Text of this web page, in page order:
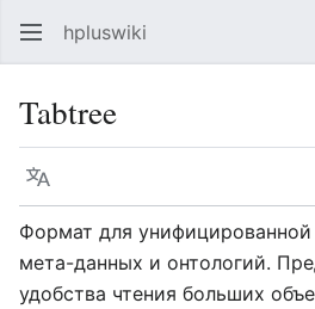
hpluswiki
Tabtree
Язык
Формат для унифицированной
мета-данных и онтологий.
удобства чтения больших